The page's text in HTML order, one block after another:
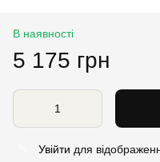
В наявності
5 175 грн
Увійти для